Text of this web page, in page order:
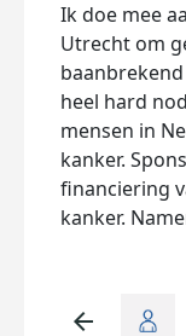
Ik doe mee
Utrecht om
heel hard
mensen in
kanker.
financiering
kanker.
arrow_back